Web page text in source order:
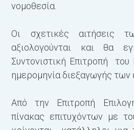
νομοθεσία.
Οι σχετικές αιτήσεις
αξιολογούνται και θα
Συντονιστική Επιτροπή
ημερομηνία διεξαγωγής των
Από την Επιτροπή
πίνακας επιτυχόντων με